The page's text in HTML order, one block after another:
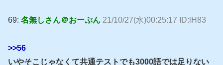
69: 名無しさん＠おーぷん 21/10/27(水)00:25:17 ID:lH83
>>56
いやそこじゃなくて共通テストでも3000語では足りない